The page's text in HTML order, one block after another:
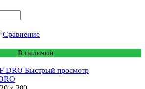
Сравнение
В наличии
Быстрый просмотр